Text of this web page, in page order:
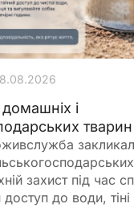
і
тварин
захист під час
до води,